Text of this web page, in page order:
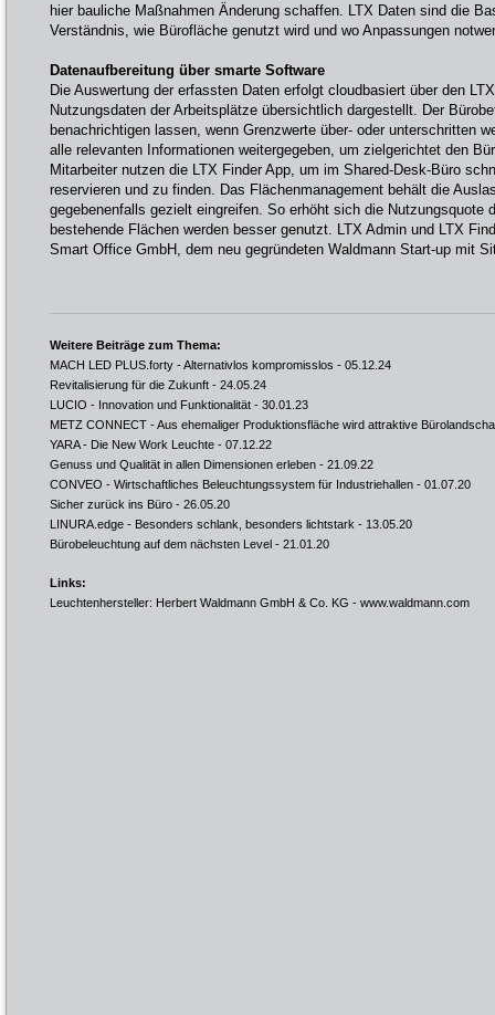
hier bauliche Maßnahmen Änderung schaffen. LTX Daten sind die
Verständnis, wie Bürofläche genutzt wird und wo Anpassungen
Datenaufbereitung über smarte Software
Die Auswertung der erfassten Daten erfolgt cloudbasiert über den
Nutzungsdaten der Arbeitsplätze übersichtlich dargestellt. Der
benachrichtigen lassen, wenn Grenzwerte über- oder unterschritten
alle relevanten Informationen weitergegeben, um zielgerichtet den
Mitarbeiter nutzen die LTX Finder App, um im Shared-Desk-Büro
reservieren und zu finden. Das Flächenmanagement behält die
gegebenenfalls gezielt eingreifen. So erhöht sich die Nutzungsquote
bestehende Flächen werden besser genutzt. LTX Admin und LTX
Smart Office GmbH, dem neu gegründeten Waldmann Start-up mit
Weitere Beiträge zum Thema:
MACH LED PLUS.forty - Alternativlos kompromisslos - 05.12.24
Revitalisierung für die Zukunft - 24.05.24
LUCIO - Innovation und Funktionalität - 30.01.23
METZ CONNECT - Aus ehemaliger Produktionsfläche wird attraktive
YARA - Die New Work Leuchte - 07.12.22
Genuss und Qualität in allen Dimensionen erleben - 21.09.22
CONVEO - Wirtschaftliches Beleuchtungssystem für Industriehallen - 01.07.20
Sicher zurück ins Büro - 26.05.20
LINURA.edge - Besonders schlank, besonders lichtstark - 13.05.20
Bürobeleuchtung auf dem nächsten Level - 21.01.20
Links:
Leuchtenhersteller: Herbert Waldmann GmbH & Co. KG - www.waldmann.com